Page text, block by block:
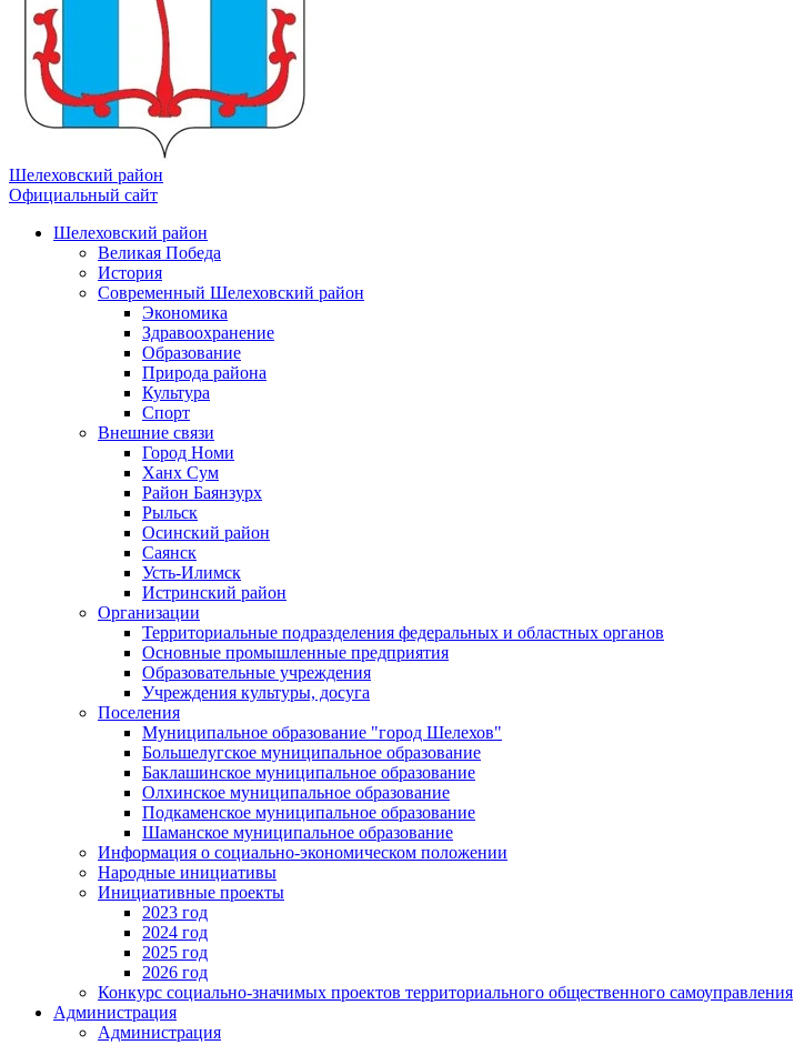
Шелеховский район
Официальный сайт
Шелеховский район
Великая Победа
История
Современный Шелеховский район
Экономика
Здравоохранение
Образование
Природа района
Культура
Спорт
Внешние связи
Город Номи
Ханх Сум
Район Баянзурх
Рыльск
Осинский район
Саянск
Усть-Илимск
Истринский район
Организации
Территориальные подразделения федеральных и областных органов
Основные промышленные предприятия
Образовательные учреждения
Учреждения культуры, досуга
Поселения
Муниципальное образование "город Шелехов"
Большелугское муниципальное образование
Баклашинское муниципальное образование
Олхинское муниципальное образование
Подкаменское муниципальное образование
Шаманское муниципальное образование
Информация о социально-экономическом положении
Народные инициативы
Инициативные проекты
2023 год
2024 год
2025 год
2026 год
Конкурс социально-значимых проектов территориального общественного самоуправления
Администрация
Администрация